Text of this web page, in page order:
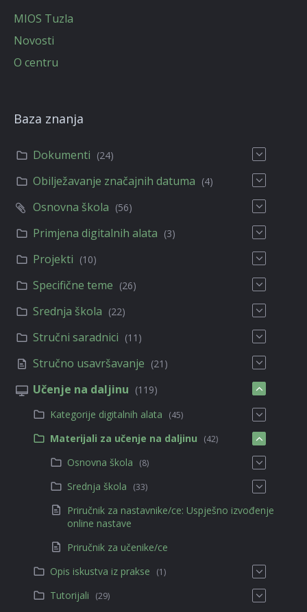
MIOS Tuzla
Novosti
O centru
Baza znanja
Dokumenti (24)
Obilježavanje značajnih datuma (4)
Osnovna škola (56)
Primjena digitalnih alata (3)
Projekti (10)
Specifične teme (26)
Srednja škola (22)
Stručni saradnici (11)
Stručno usavršavanje (21)
Učenje na daljinu (119)
Kategorije digitalnih alata
(45)
Materijali za učenje na daljinu (42)
Osnovna škola (8)
Srednja škola (33)
Priručnik za nastavnike/ce: Uspješno izvođenje
online nastave
Priručnik za učenike/ce
Opis iskustva iz prakse
(1)
Tutorijali (29)